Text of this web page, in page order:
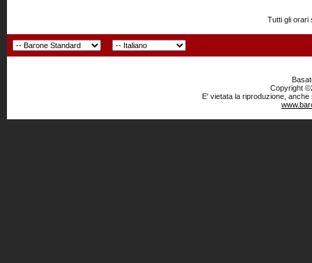
Tutti gli orari
Copyright
E' vietata la riproduzione,